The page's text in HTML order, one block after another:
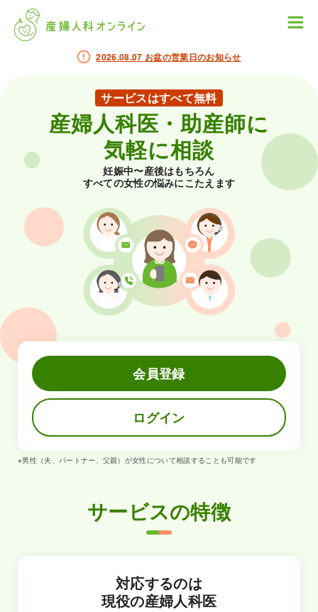
2026.08.07 お盆の営業日のお知らせ
サービスはすべて無料
産婦人科医・助産師に
気軽に相談
妊娠中〜産後はもちろん
すべての女性の悩みにこたえます
会員登録
ログイン
※男性（夫、パートナー、父親）が女性について相談することも可能です
サービスの特徴
対応するのは
現役の産婦人科医